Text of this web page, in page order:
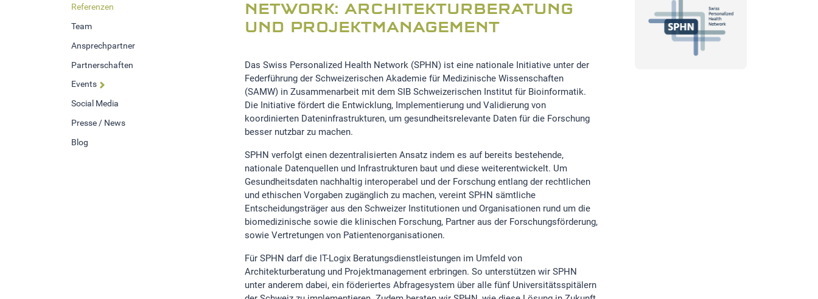
Referenzen
Team
Ansprechpartner
Partnerschaften
Events
Social Media
Presse / News
Blog
NETWORK: ARCHITEKTURBERATUNG
UND PROJEKTMANAGEMENT
Das Swiss Personalized Health Network (SPHN) ist eine nationale Initiative unter der
Federführung der Schweizerischen Akademie für Medizinische Wissenschaften
(SAMW) in Zusammenarbeit mit dem SIB Schweizerischen Institut für Bioinformatik.
Die Initiative fördert die Entwicklung, Implementierung und Validierung von
koordinierten Dateninfrastrukturen, um gesundheitsrelevante Daten für die Forschung
besser nutzbar zu machen.
SPHN verfolgt einen dezentralisierten Ansatz indem es auf bereits bestehende,
nationale Datenquellen und Infrastrukturen baut und diese weiterentwickelt. Um
Gesundheitsdaten nachhaltig interoperabel und der Forschung entlang der rechtlichen
und ethischen Vorgaben zugänglich zu machen, vereint SPHN sämtliche
Entscheidungsträger aus den Schweizer Institutionen und Organisationen rund um die
biomedizinische sowie die klinischen Forschung, Partner aus der Forschungsförderung,
sowie Vertretungen von Patientenorganisationen.
Für SPHN darf die IT-Logix Beratungsdienstleistungen im Umfeld von
Architekturberatung und Projektmanagement erbringen. So unterstützen wir SPHN
unter anderem dabei, ein föderiertes Abfragesystem über alle fünf Universitätsspitälern